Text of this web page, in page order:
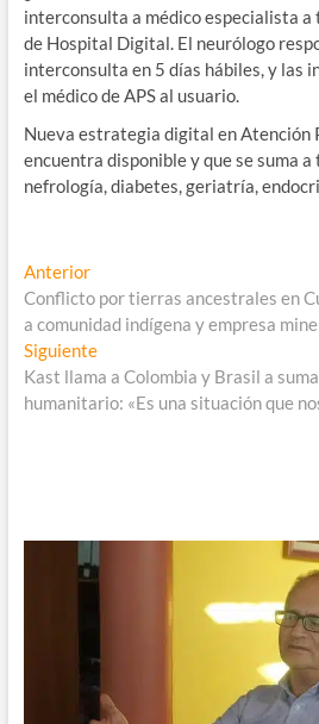
interconsulta a médico especialista
de Hospital Digital. El neurólogo
interconsulta en 5 días hábiles, y las
el médico de APS al usuario.
Nueva estrategia digital en Atención
encuentra disponible y que se suma
nefrología, diabetes, geriatría,
Navegación
de
entradas
AnteriorEntrada
anterior:
Conflicto por tierras ancestrales en
a comunidad indígena y empresa
SiguienteEntrada
siguiente:
Kast llama a Colombia y Brasil a
humanitario: «Es una situación que